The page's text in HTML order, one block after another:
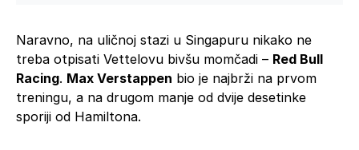
Naravno, na uličnoj stazi u Singapuru nikako ne
treba otpisati Vettelovu bivšu momčadi – Red Bull
Racing. Max Verstappen bio je najbrži na prvom
treningu, a na drugom manje od dvije desetinke
sporiji od Hamiltona.